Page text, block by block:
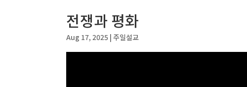
전쟁과 평화
Aug 17, 2025 |주일설교